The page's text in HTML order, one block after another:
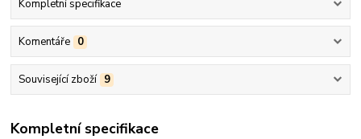
Kompletní specifikace
Komentáře 0
Související zboží 9
Kompletní specifikace